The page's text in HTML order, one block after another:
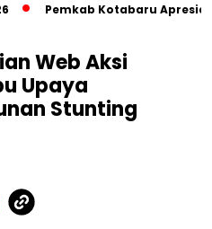
Pemkab Kotabaru Apresiasi
Web Aksi
Upaya
Stunting